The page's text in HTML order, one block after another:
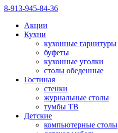
8-913-945-84-36
Акции
Кухни
кухонные гарнитуры
буфеты
кухонные уголки
столы обеденные
Гостиная
стенки
журнальные столы
тумбы ТВ
Детские
компьютерные столы